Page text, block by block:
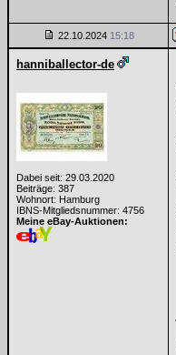
22.10.2024 15:18
hanniballector-de
Dabei seit: 29.03.2020
Beiträge: 387
Wohnort: Hamburg
IBNS-Mitgliedsnummer: 4756
Meine eBay-Auktionen: